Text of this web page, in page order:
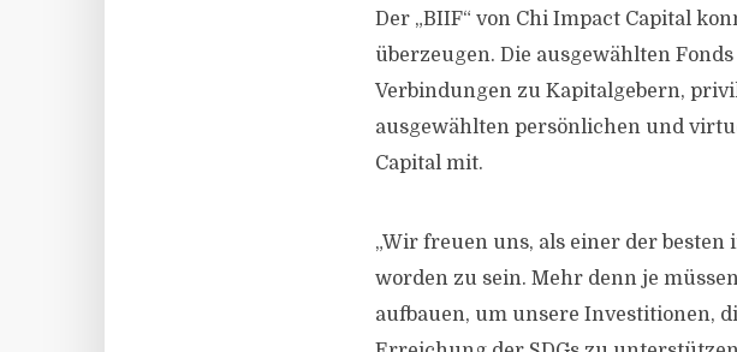
Der „BIIF“ von Chi Impact Capital
überzeugen. Die ausgewählten
Verbindungen zu Kapitalgebern,
ausgewählten persönlichen und
Capital mit.
„Wir freuen uns, als einer der
worden zu sein. Mehr denn je
aufbauen, um unsere Investitionen,